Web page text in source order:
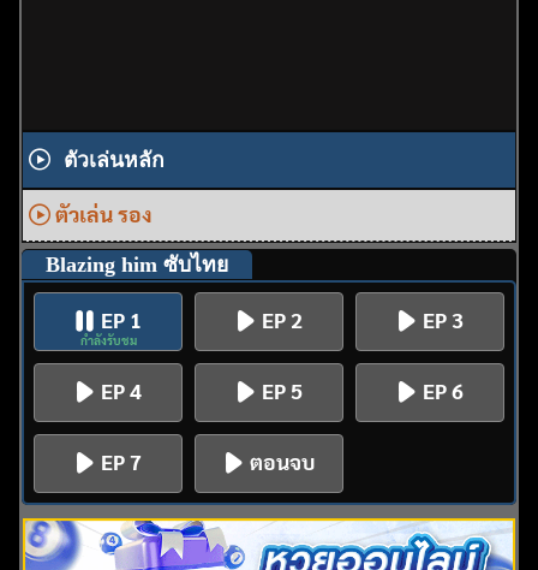
ตัวเล่นหลัก
ตัวเล่น รอง
Blazing him ซับไทย
EP 1
กำลังรับชม
EP 2 EP 3
EP 4 EP 5 EP 6
EP 7 ตอนจบ